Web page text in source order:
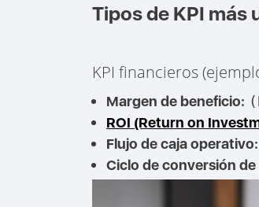
Tipos de KPI más
KPI financieros
Margen de beneficio:
ROI (Return on
Flujo de caja operativo:
Ciclo de conversión de